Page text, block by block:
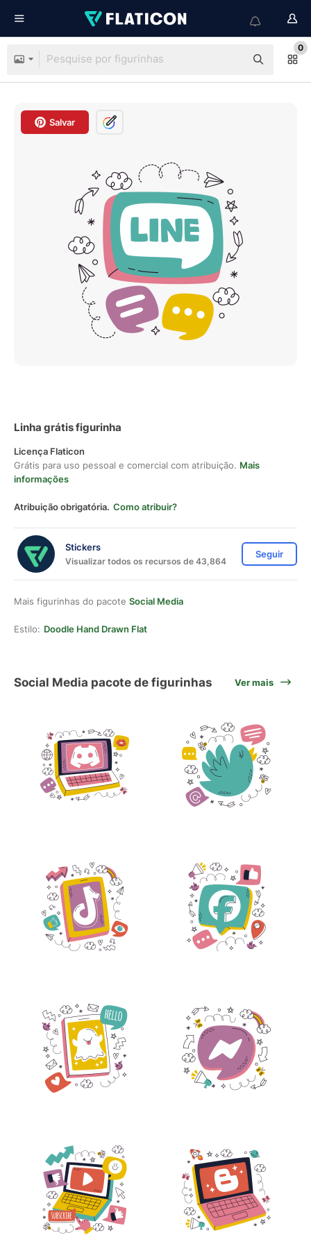
0
Salvar
Linha grátis figurinha
Licença Flaticon
Grátis para uso pessoal e comercial com atribuição. Mais
informações
Atribuição obrigatória. Como atribuir?
Stickers
Visualizar todos os recursos de 43,864
Seguir
Mais figurinhas do pacote Social Media
Estilo: Doodle Hand Drawn Flat
Social Media pacote de figurinhas Ver mais